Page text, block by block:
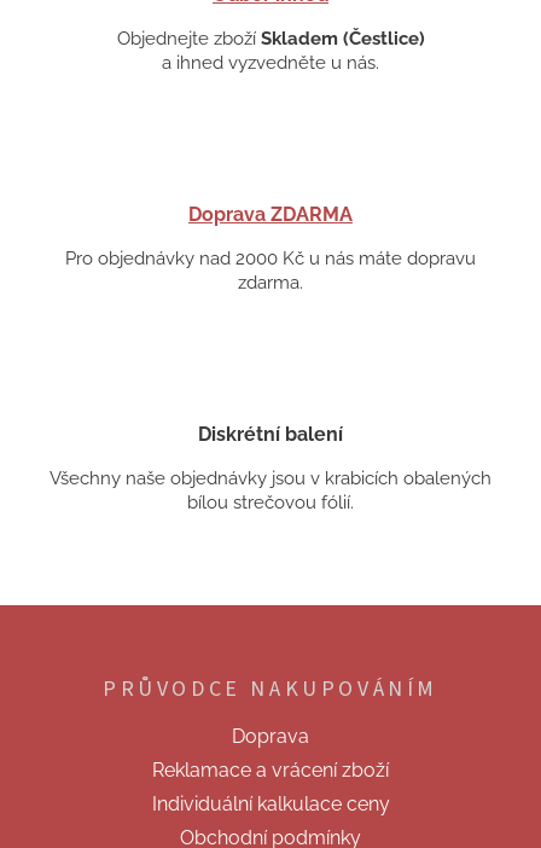
Objednejte zboží Skladem (Čestlice)
a ihned vyzvedněte u nás.
Doprava ZDARMA
Pro objednávky nad 2000 Kč u nás máte dopravu
zdarma.
Diskrétní balení
Všechny naše objednávky jsou v krabicích obalených
bílou strečovou fólií.
PRŮVODCE NAKUPOVÁNÍM
Doprava
Reklamace a vrácení zboží
Individuální kalkulace ceny
Obchodní podmínky